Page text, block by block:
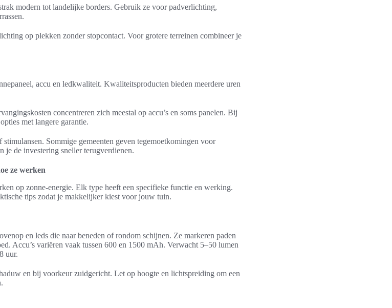
modern tot landelijke borders. Gebruik ze voor padverlichting,
op plekken zonder stopcontact. Voor grotere terreinen combineer je
accu en ledkwaliteit. Kwaliteitsproducten bieden meerdere uren
concentreren zich meestal op accu’s en soms panelen. Bij
met langere garantie.
Sommige gemeenten geven tegemoetkomingen voor
je de investering sneller terugverdienen.
ze werken
op zonne-energie. Elk type heeft een specifieke functie en werking.
tips zodat je makkelijker kiest voor jouw tuin.
en leds die naar beneden of rondom schijnen. Ze markeren paden
Accu’s variëren vaak tussen 600 en 1500 mAh. Verwacht 5–50 lumen
uur.
en bij voorkeur zuidgericht. Let op hoogte en lichtspreiding om een